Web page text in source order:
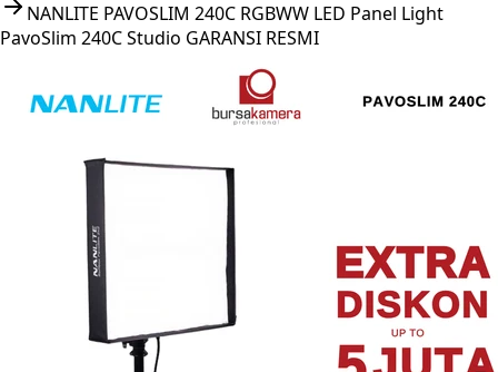
NANLITE PAVOSLIM 240C RGBWW LED Panel Light
PavoSlim 240C Studio GARANSI RESMI